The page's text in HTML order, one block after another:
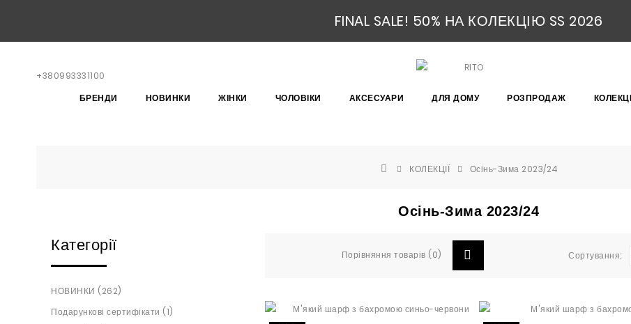
FINAL SALE! 50% НА КОЛЕКЦІЮ SS 2026
БРЕНДИ НОВИНКИ ЖІНКИ ЧОЛОВІКИ АКСЕСУАРИ ДЛЯ ДОМУ РОЗПРОДАЖ КОЛЕКЦІЇ
+380993331100
КОЛЕКЦІЇ Осінь-Зима 2023/24
Осінь-Зима 2023/24
Категорії
НОВИНКИ (262)
Подарункові сертифікати (1)
Порівняння товарів (0) Сортування: